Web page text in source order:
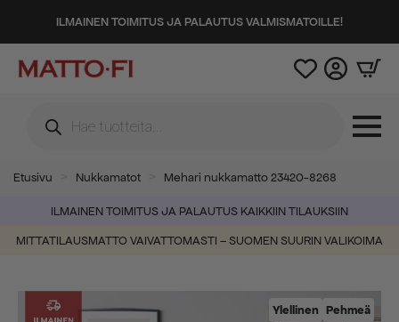
ILMAINEN TOIMITUS JA PALAUTUS VALMISMATOILLE!
search
Etusivu Nukkamatot Mehari nukkamatto 23420-8268
ILMAINEN TOIMITUS JA PALAUTUS KAIKKIIN TILAUKSIIN
MITTATILAUSMATTO VAIVATTOMASTI – SUOMEN SUURIN VALIKOIMA
Ylellinen Pehmeä